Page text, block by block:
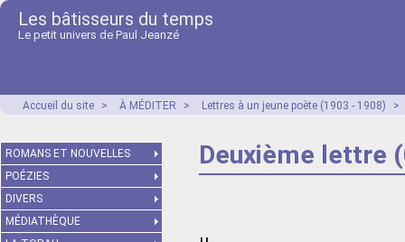
Les bâtisseurs du temps
Le petit univers de Paul Jeanzé
Accueil du site > À MÉDITER > Lettres à un jeune poète (1903 - 1908) >
Deuxième lettre
ROMANS ET NOUVELLES
POÉZIES
DIVERS
MÉDIATHÈQUE